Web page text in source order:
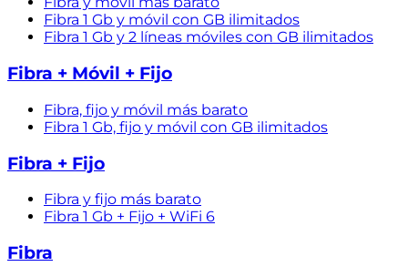
Fibra 1 Gb y móvil con GB ilimitados
Fibra 1 Gb y 2 líneas móviles con GB ilimitados
Fibra + Móvil + Fijo
Fibra, fijo y móvil más barato
Fibra 1 Gb, fijo y móvil con GB ilimitados
Fibra + Fijo
Fibra y fijo más barato
Fibra 1 Gb + Fijo + WiFi 6
Fibra